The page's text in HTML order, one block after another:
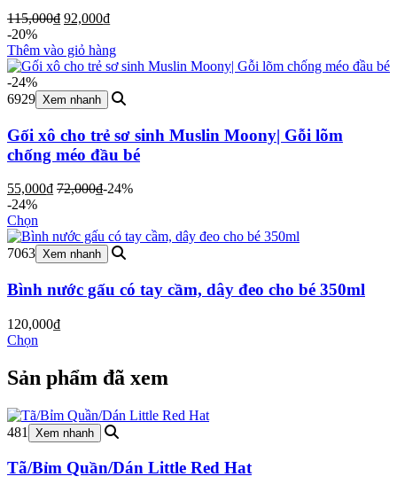
115,000₫ Giá
là:
115,000₫.
92,000₫Giá
tại
là:
-20%
Thêm vào giỏ hàng
-24%
6929 Xem nhanh
Gối xô cho trẻ sơ sinh Muslin Moony| Gỗi lõm
chống méo đầu bé
55,000₫ 72,000₫-24%
-24%
Chọn
7063 Xem nhanh
Bình nước gấu có tay cầm, dây đeo cho bé 350ml
120,000₫
Chọn
Sản phẩm đã xem
481 Xem nhanh
Tã/Bỉm Quần/Dán Little Red Hat